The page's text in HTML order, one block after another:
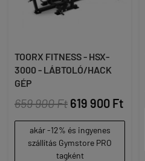
TOORX FITNESS - HSX-
3000 - LÁBTOLÓ/HACK
GÉP
659 900 Ft 619 900 Ft
akár -12% és ingyenes
szállítás Gymstore PRO
tagként